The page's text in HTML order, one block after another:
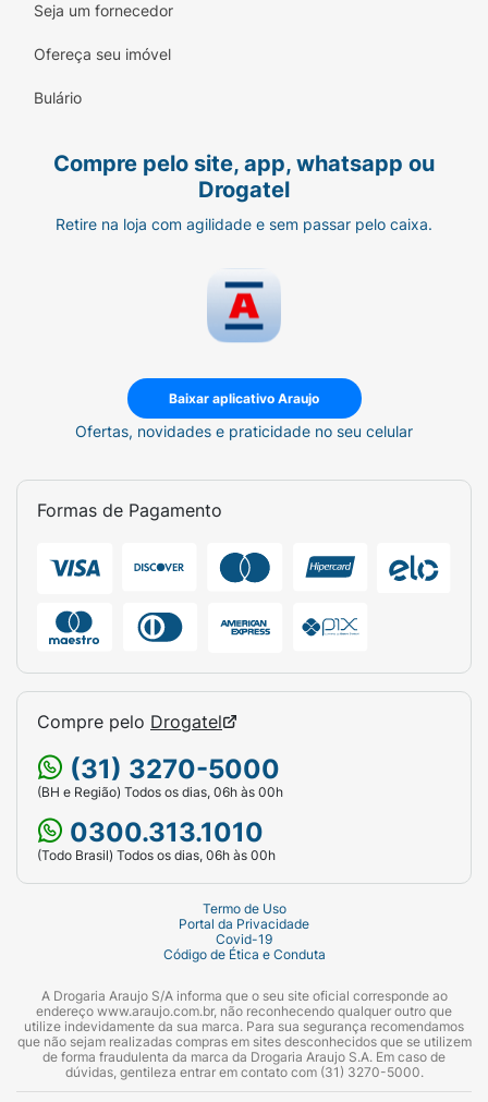
Seja um fornecedor
Ofereça seu imóvel
Bulário
Compre pelo site, app, whatsapp ou
Drogatel
Retire na loja com agilidade e sem passar pelo caixa.
Baixar aplicativo Araujo
Ofertas, novidades e praticidade no seu celular
Formas de Pagamento
Compre pelo Drogatel
(31) 3270-5000
(BH e Região) Todos os dias, 06h às 00h
0300.313.1010
(Todo Brasil) Todos os dias, 06h às 00h
Termo de Uso
Portal da Privacidade
Covid-19
Código de Ética e Conduta
A Drogaria Araujo S/A informa que o seu site oficial corresponde ao
endereço www.araujo.com.br, não reconhecendo qualquer outro que
utilize indevidamente da sua marca. Para sua segurança recomendamos
que não sejam realizadas compras em sites desconhecidos que se utilizem
de forma fraudulenta da marca da Drogaria Araujo S.A. Em caso de
dúvidas, gentileza entrar em contato com (31) 3270-5000.